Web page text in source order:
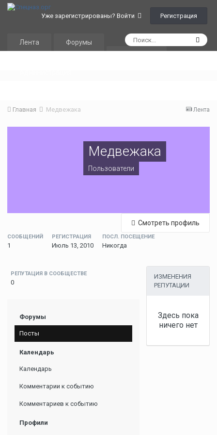
Уже зарегистрированы? Войти Регистрация
Лента
Форумы
Лента
Главная Медвежака
Медвежака
Пользователи
Смотреть профиль
СООБЩЕНИЙ
1
РЕГИСТРАЦИЯ
Июль 13, 2010
ПОСЛ. ПОСЕЩЕНИЕ
Никогда
РЕПУТАЦИЯ В СООБЩЕСТВЕ
0
Форумы
Посты
Календарь
Календарь
Комментарии к событию
Комментариев к событию
Профили
ИЗМЕНЕНИЯ
РЕПУТАЦИИ
Здесь пока
ничего нет